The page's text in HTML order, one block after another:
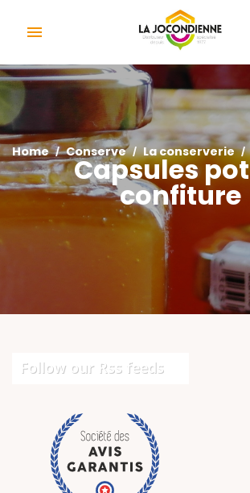

Home Conserve La conserverie
Capsules
confiture
Follow our Rss feeds
Cookies management panel